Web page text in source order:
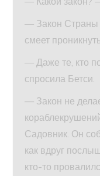
— Закон Страны
смеет
— Даже те, кто
спросила Бетси.
— Закон не
Садовник. Он
как вдруг
кто-то